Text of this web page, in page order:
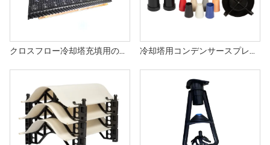
クロスフロー冷却塔充填用のMarleyMX75冷却塔充填 冷却塔用コンデンサースプレーノズル